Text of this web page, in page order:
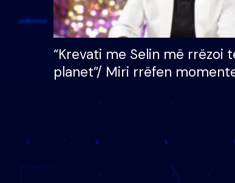
“Krevati me Selin më rrëzoi
planet”/ Miri rrëfen
mungojë zilja e mëngjesit